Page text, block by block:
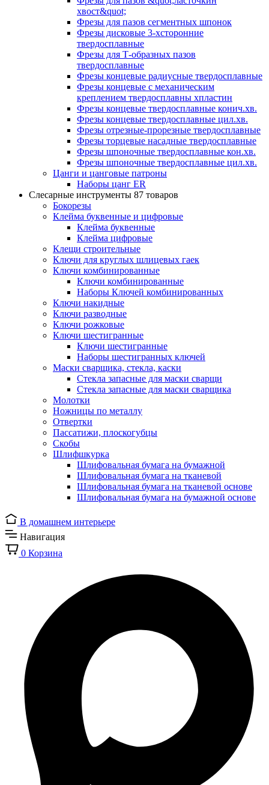
хвост&quot;
Фрезы для пазов сегментных шпонок
Фрезы дисковые 3-хсторонние
твердосплавные
Фрезы для Т-образных пазов
твердосплавные
Фрезы концевые радиусные твердосплавные
Фрезы концевые с механическим
креплением твердосплавны хпластин
Фрезы концевые твердосплавные конич.хв.
Фрезы концевые твердосплавные цил.хв.
Фрезы отрезные-прорезные твердосплавные
Фрезы торцевые насадные твердосплавные
Фрезы шпоночные твердосплавные кон.хв.
Фрезы шпоночные твердосплавные цил.хв.
Цанги и цанговые патроны
Наборы цанг ER
Слесарные инструменты 87 товаров
Бокорезы
Клейма буквенные и цифровые
Клейма буквенные
Клейма цифровые
Клещи строительные
Ключи для круглых шлицевых гаек
Ключи комбинированные
Ключи комбинированные
Наборы Ключей комбинированных
Ключи накидные
Ключи разводные
Ключи рожковые
Ключи шестигранные
Ключи шестигранные
Наборы шестигранных ключей
Маски сварщика, стекла, каски
Стекла запасные для маски сварщи
Стекла запасные для маски сварщика
Молотки
Ножницы по металлу
Отвертки
Пассатижи, плоскогубцы
Скобы
Шлифшкурка
Шлифовальная бумага на бумажной
Шлифовальная бумага на тканевой
Шлифовальная бумага на тканевой основе
Шлифовальная бумага на бумажной основе
В домашнем интерьере
Навигация
0 Корзина